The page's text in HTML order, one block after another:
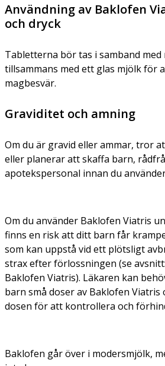
Användning av Baklofen
och dryck
Tabletterna bör tas i samband med
tillsammans med ett glas mjölk för
magbesvär.
Graviditet och amning
Om du är gravid eller ammar, tror
eller planerar att skaffa barn,
apotekspersonal innan du
Om du använder Baklofen Viatris
finns en risk att ditt barn får
som kan uppstå vid ett plötsligt
strax efter förlossningen (se
Baklofen Viatris). Läkaren kan
barn små doser av Baklofen Viatris
dosen för att kontrollera och
Baklofen går över i modersmjölk,